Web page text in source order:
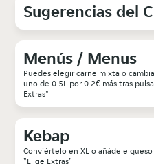
Sugerencias del
Menús / Menus
Puedes elegir carne mixta o
uno de 0.5L por 0.2€ más tras
Extras"
Kebap
Conviértelo en XL o añádele
"Elige Extras"